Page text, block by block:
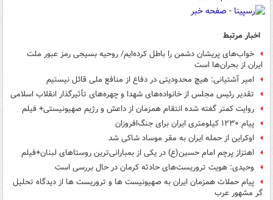
اخبار مرتبط
خواب‌های پریشان دشمن را باطل کرده‌ایم/ روحیه بسیجی رمز عبور ملت
ایران از بحران‌ها است
امیر آشتیانی: هیچ محدودیتی در دفاع از منافع ملی قائل نیستیم
تقدیر رئیس مجلس از خانواده‌های شهدا و چهره‌های تأثیرگذار انقلاب اسلامی
روایت کمتر گفته شده انتقام همزمان از ‎داعش و رژیم صهیونیستی+ فیلم
پیام ۱۲۳۰ کیلومتری ایران برای جنگ‌افروزان
اوکراین از حمله ایران به مقر موساد شاکی شد
اهتزاز پرچم امام حسین(ع) در یکی از بمبارانی‌ترین روستاهای لبنان+فیلم
وحیدی: هویت تروریست‌های حادثه کرمان در حال بررسی است
پیام حملات همزمان ایران به صهیونیست ها و تروریست ها از دیدگاه تحلیل
گر مشهور عرب